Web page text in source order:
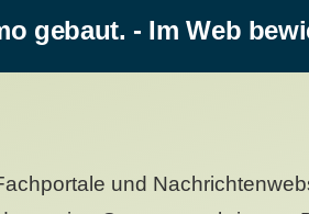
gebaut. - Im Web
und